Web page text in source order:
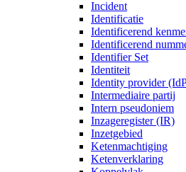
Incident
Identificatie
Identificerend
Identificerend
Identifier Set
Identiteit
Identity provider
Intermediaire partij
Intern pseudoniem
Inzageregister (IR)
Inzetgebied
Ketenmachtiging
Ketenverklaring